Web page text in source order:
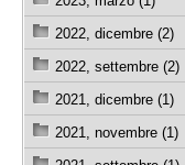
2022, dicembre (2)
2022, settembre (2)
2021, dicembre (1)
2021, novembre (1)